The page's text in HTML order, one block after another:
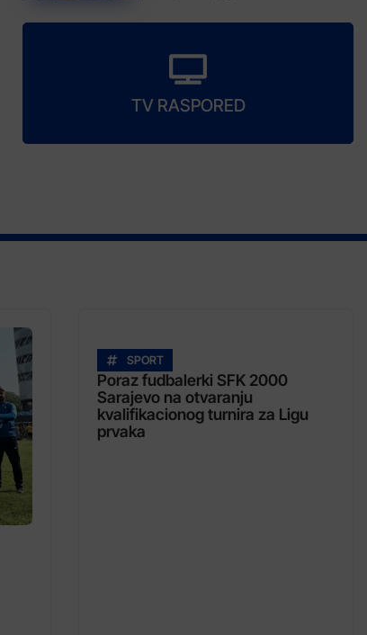
TV RASPORED
SPORT
Poraz fudbalerki SFK 2000
Sarajevo na otvaranju
kvalifikacionog turnira za Ligu
prvaka